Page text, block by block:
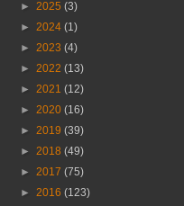
► 2025 (3)
► 2024 (1)
► 2023 (4)
► 2022 (13)
► 2021 (12)
► 2020 (16)
► 2019 (39)
► 2018 (49)
► 2017 (75)
► 2016 (123)